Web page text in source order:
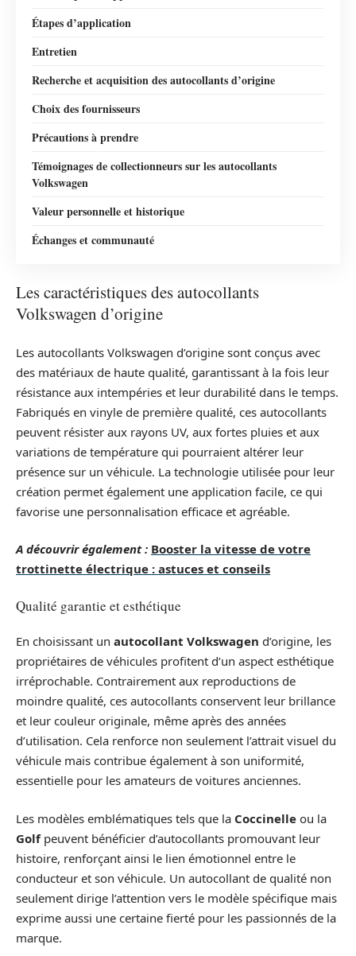
Étapes d’application
Entretien
Recherche et acquisition des autocollants d’origine
Choix des fournisseurs
Précautions à prendre
Témoignages de collectionneurs sur les autocollants
Volkswagen
Valeur personnelle et historique
Échanges et communauté
Les caractéristiques des autocollants
Volkswagen d’origine
Les autocollants Volkswagen d’origine sont conçus avec
des matériaux de haute qualité, garantissant à la fois leur
résistance aux intempéries et leur durabilité dans le temps.
Fabriqués en vinyle de première qualité, ces autocollants
peuvent résister aux rayons UV, aux fortes pluies et aux
variations de température qui pourraient altérer leur
présence sur un véhicule. La technologie utilisée pour leur
création permet également une application facile, ce qui
favorise une personnalisation efficace et agréable.
A découvrir également : Booster la vitesse de votre
trottinette électrique : astuces et conseils
Qualité garantie et esthétique
En choisissant un autocollant Volkswagen d’origine, les
propriétaires de véhicules profitent d’un aspect esthétique
irréprochable. Contrairement aux reproductions de
moindre qualité, ces autocollants conservent leur brillance
et leur couleur originale, même après des années
d’utilisation. Cela renforce non seulement l’attrait visuel du
véhicule mais contribue également à son uniformité,
essentielle pour les amateurs de voitures anciennes.
Les modèles emblématiques tels que la Coccinelle ou la
Golfpeuvent bénéficier d’autocollants promouvant leur
histoire, renforçant ainsi le lien émotionnel entre le
conducteur et son véhicule. Un autocollant de qualité non
seulement dirige l’attention vers le modèle spécifique mais
exprime aussi une certaine fierté pour les passionnés de la
marque.